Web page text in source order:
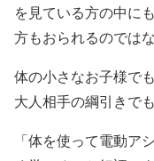
を見ている方の中に
方もおられるのでは
体の小さなお子様で
大人相手の綱引きで
「体を使って電動ア